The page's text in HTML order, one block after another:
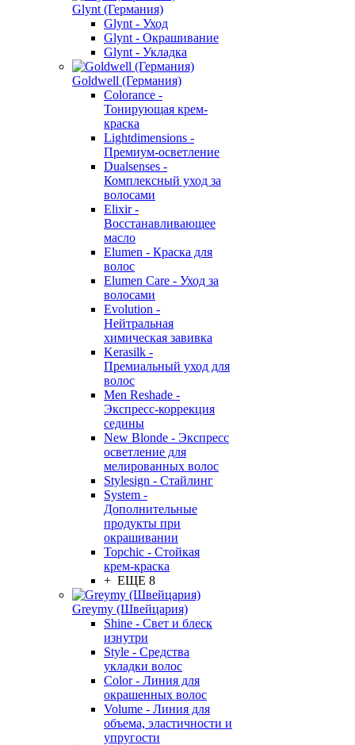
Glynt (Германия)
Glynt - Уход
Glynt - Окрашивание
Glynt - Укладка
Goldwell (Германия)
Colorance -
Тонирующая крем-
краска
Lightdimensions -
Премиум-осветление
Dualsenses -
Комплексный уход за
волосами
Elixir -
Восстанавливающее
масло
Elumen - Краска для
волос
Elumen Care - Уход за
волосами
Evolution -
Нейтральная
химическая завивка
Kerasilk -
Премиальный уход для
волос
Men Reshade -
Экспресс-коррекция
седины
New Blonde - Экспресс
осветление для
мелированных волос
Stylesign - Стайлинг
System -
Дополнительные
продукты при
окрашивании
Topchic - Стойкая
крем-краска
+ ЕЩЕ 8
Greymy (Швейцария)
Shine - Свет и блеск
изнутри
Style - Средства
укладки волос
Color - Линия для
окрашенных волос
Volume - Линия для
объема, эластичности и
упругости